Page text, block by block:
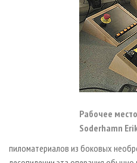
Рабочее
Soderhamn
пиломатериалов из боковых